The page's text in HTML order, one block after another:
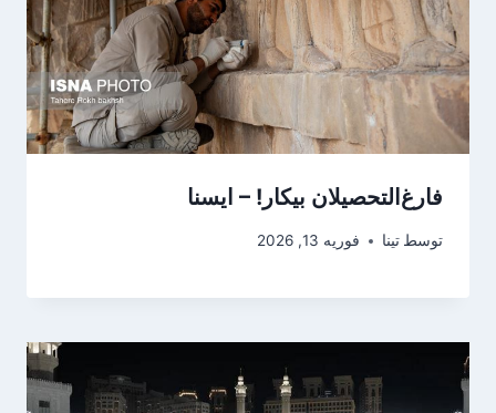
فارغ‌التحصیلان بیکار! – ایسنا
توسط تینا فوریه 13, 2026